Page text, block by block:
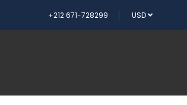
+212 671-728299 USD